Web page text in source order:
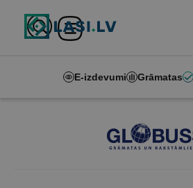
E-izdevumi Grāmatas